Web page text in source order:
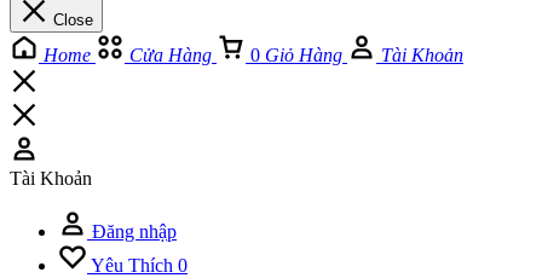
Close
Home Cửa Hàng 0 Giỏ Hàng Tài Khoản
Tài Khoản
Đăng nhập
Yêu Thích 0